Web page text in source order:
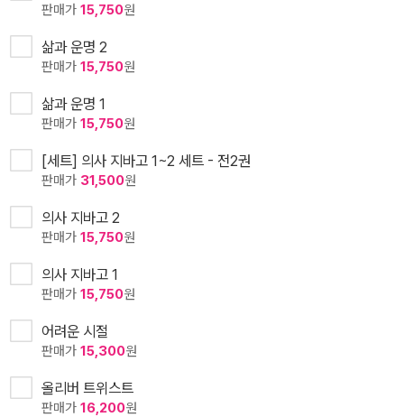
판매가 15,750원
삶과 운명 2
판매가 15,750원
삶과 운명 1
판매가 15,750원
[세트] 의사 지바고 1~2 세트 - 전2권
판매가 31,500원
의사 지바고 2
판매가 15,750원
의사 지바고 1
판매가 15,750원
어려운 시절
판매가 15,300원
올리버 트위스트
판매가 16,200원